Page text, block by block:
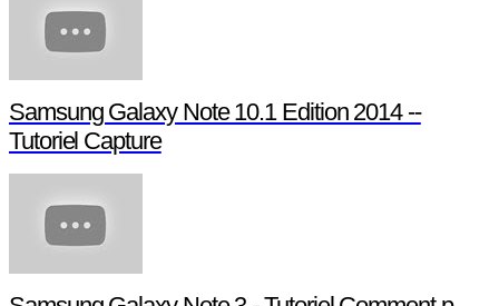
Samsung CONVERGENCE -- Samsung
Link
Samsung Galaxy Note 10.1 Edition 2014 -- Tutoriel Pen Window